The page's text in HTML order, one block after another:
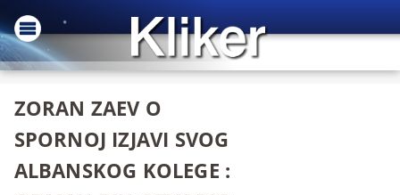
ZORAN ZAEV O
SPORNOJ IZJAVI SVOG
ALBANSKOG KOLEGE :